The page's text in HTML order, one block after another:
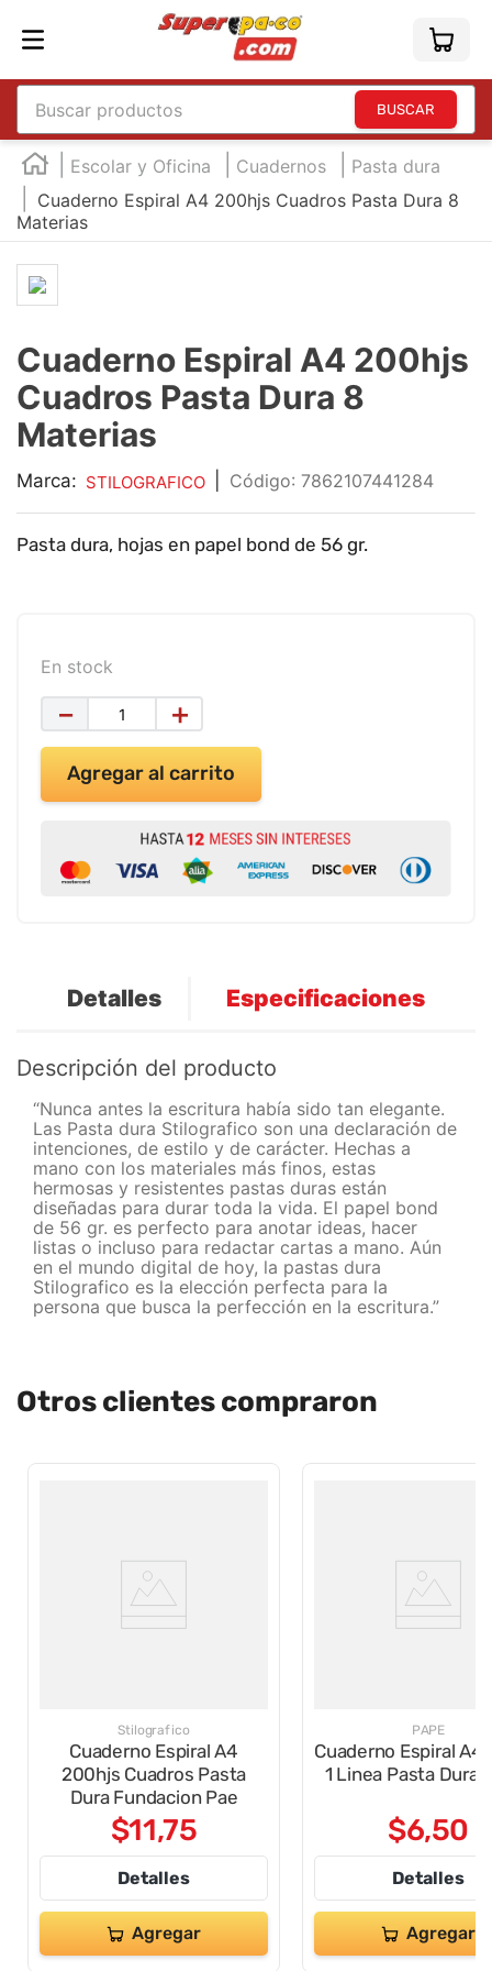
Buscar productos
Escolar y Oficina Cuadernos
Pasta dura
Cuaderno Espiral A4 200hjs Cuadros Pasta Dura 8
Materias
Cuaderno Espiral A4 200hjs
Cuadros Pasta Dura 8
Materias
Marca: STILOGRAFICO : 7862107441284
Pasta dura, hojas en papel bond de 56 gr.
En stock
＋
－
Agregar al carrito
Detalles Especificaciones
Descripción del producto
“Nunca antes la escritura había sido tan elegante.
Las Pasta dura Stilografico son una declaración de
intenciones, de estilo y de carácter. Hechas a
mano con los materiales más finos, estas
hermosas y resistentes pastas duras están
diseñadas para durar toda la vida. El papel bond
de 56 gr. es perfecto para anotar ideas, hacer
listas o incluso para redactar cartas a mano. Aún
en el mundo digital de hoy, la pastas dura
Stilografico es la elección perfecta para la
persona que busca la perfección en la escritura.”
Otros clientes compraron
Stilografico
Cuaderno Espiral A4
200hjs Cuadros Pasta
Dura Fundacion Pae
$11,75
Detalles
Agregar
PAPE
Cuaderno Espiral A4
1 Linea Pasta Dura
$6,50
Detalles
Agregar
TÉRMINOS MÁS BUSCADOS
1.
england
2.
marcador e300
3.
4.
mouse
marcadores
7
audifonos
10. calculadora